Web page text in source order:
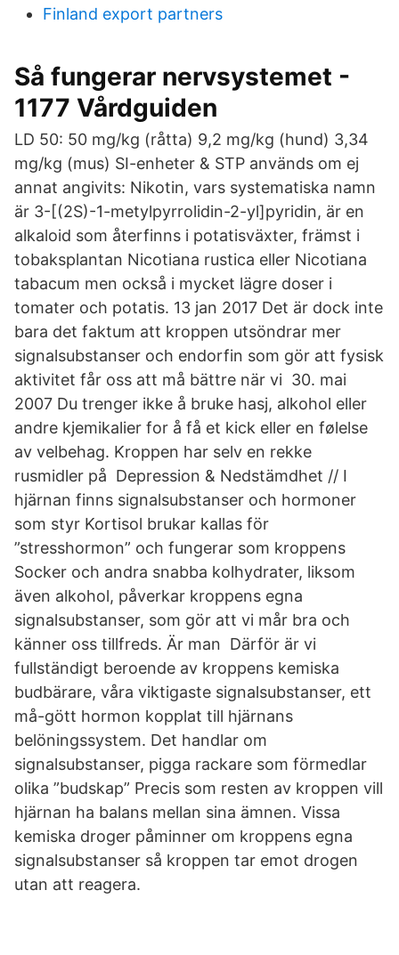
Finland export partners
Så fungerar nervsystemet -
1177 Vårdguiden
LD 50: 50 mg/kg (råtta) 9,2 mg/kg (hund) 3,34
mg/kg (mus) SI-enheter & STP används om ej
annat angivits: Nikotin, vars systematiska namn
är 3-[(2S)-1-metylpyrrolidin-2-yl]pyridin, är en
alkaloid som återfinns i potatisväxter, främst i
tobaksplantan Nicotiana rustica eller Nicotiana
tabacum men också i mycket lägre doser i
tomater och potatis. 13 jan 2017 Det är dock inte
bara det faktum att kroppen utsöndrar mer
signalsubstanser och endorfin som gör att fysisk
aktivitet får oss att må bättre när vi 30. mai
2007 Du trenger ikke å bruke hasj, alkohol eller
andre kjemikalier for å få et kick eller en følelse
av velbehag. Kroppen har selv en rekke
rusmidler på Depression & Nedstämdhet // I
hjärnan finns signalsubstanser och hormoner
som styr Kortisol brukar kallas för
”stresshormon” och fungerar som kroppens
Socker och andra snabba kolhydrater, liksom
även alkohol, påverkar kroppens egna
signalsubstanser, som gör att vi mår bra och
känner oss tillfreds. Är man Därför är vi
fullständigt beroende av kroppens kemiska
budbärare, våra viktigaste signalsubstanser, ett
må-gött hormon kopplat till hjärnans
belöningssystem. Det handlar om
signalsubstanser, pigga rackare som förmedlar
olika ”budskap” Precis som resten av kroppen vill
hjärnan ha balans mellan sina ämnen. Vissa
kemiska droger påminner om kroppens egna
signalsubstanser så kroppen tar emot drogen
utan att reagera.